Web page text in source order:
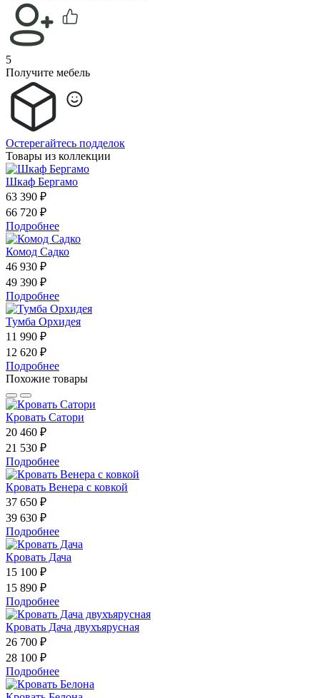
5
Получите мебель
Остерегайтесь подделок
Товары из коллекции
Шкаф Бергамо
63 390 ₽
66 720 ₽
Подробнее
Комод Садко
46 930 ₽
49 390 ₽
Подробнее
Тумба Орхидея
11 990 ₽
12 620 ₽
Подробнее
Похожие товары
Кровать Сатори
20 460 ₽
21 530 ₽
Подробнее
Кровать Венера с ковкой
37 650 ₽
39 630 ₽
Подробнее
Кровать Дача
15 100 ₽
15 890 ₽
Подробнее
Кровать Дача двухъярусная
26 700 ₽
28 100 ₽
Подробнее